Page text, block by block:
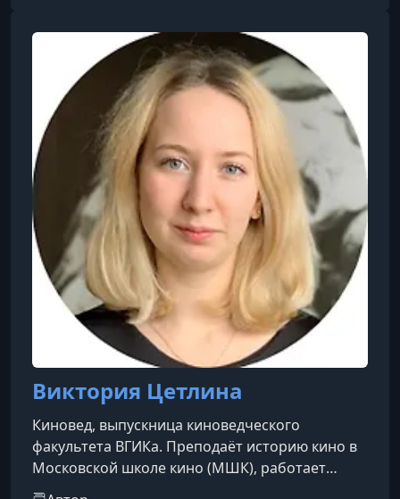
Виктория Цетлина
Киновед, выпускница киноведческого
факультета ВГИКа. Преподаёт историю кино в
Московской школе кино (МШК), работает
отборщиком кинофестивалей «Дух огня» и